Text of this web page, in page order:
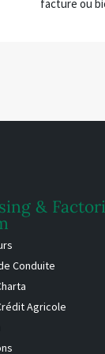
facture ou
&
Conduite
Agricole